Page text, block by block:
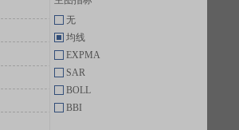
无
均线
EXPMA
SAR
BOLL
BBI